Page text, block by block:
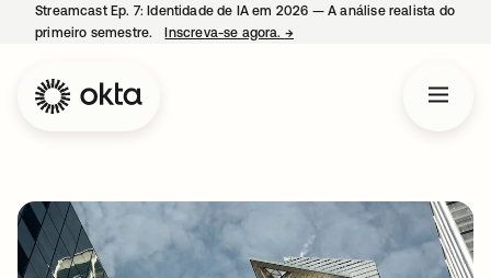
Streamcast Ep. 7: Identidade de IA em 2026 — A análise realista do
primeiro semestre.
Inscreva-se agora. →